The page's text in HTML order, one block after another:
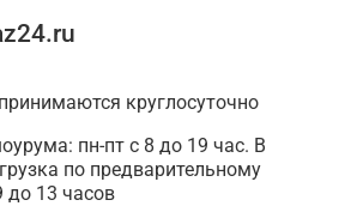
круглосуточно
пн-пт с 8 до 19 час. В
по предварительному
до 13 часов